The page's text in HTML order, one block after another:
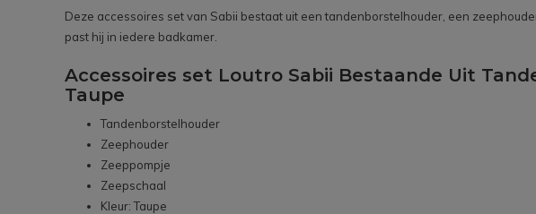
Deze accessoires set van Sabii bestaat uit een tandenborstelhouder, een
past hij in iedere badkamer.
Accessoires set Loutro Sabii Bestaande Uit
Taupe
Tandenborstelhouder
Zeephouder
Zeeppompje
Zeepschaal
Kleur: Taupe